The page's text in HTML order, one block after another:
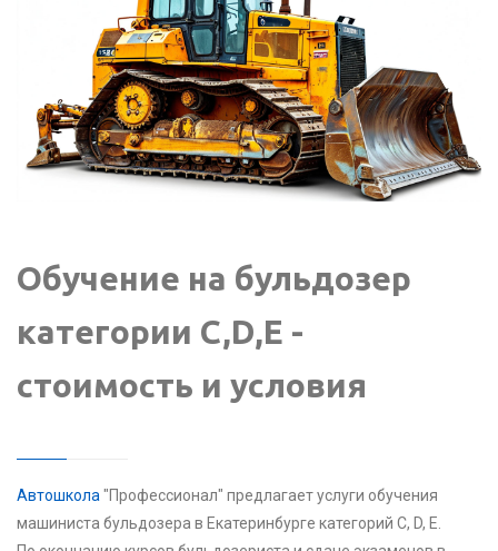
Обучение на бульдозер
категории C,D,E -
стоимость и условия
Автошкола "Профессионал" предлагает услуги обучения
машиниста бульдозера в Екатеринбурге категорий C, D, E.